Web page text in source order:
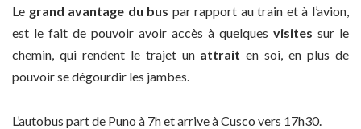
Le grand avantage du bus par rapport au train et à l’avion,
est le fait de pouvoir avoir accès à quelques visites sur le
chemin, qui rendent le trajet un attrait en soi, en plus de
pouvoir se dégourdir les jambes.
L’autobus part de Puno à 7h et arrive à Cusco vers 17h30.